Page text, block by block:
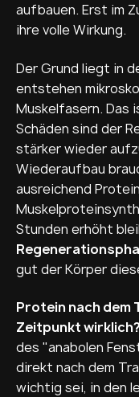
aufbauen. Erst im
ihre volle Wirkung.
Der Grund liegt in
entstehen
Muskelfasern. Das
Schäden sind der
stärker wieder
Wiederaufbau
ausreichend
Stunden erhöht
gut der Körper
Protein nach dem
Zeitpunkt wirklich?
des "anabolen
direkt nach dem
wichtig sei, in den